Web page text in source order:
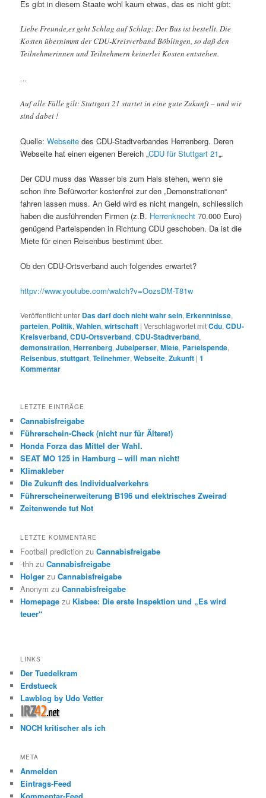
Es gibt in diesem Staate wohl kaum etwas, das es nicht gibt:
Liebe Freunde,es geht Schlag auf Schlag: Der Bus ist bestellt. Die
Kosten übernimmt der CDU-Kreisverband Böblingen, so daß den
Teilnehmerinnen und Teilnehmern keinerlei Kosten entstehen.
…
Auf alle Fälle gilt: Stuttgart 21 startet in eine gute Zukunft – und wir
sind dabei !
Quelle:Webseite des CDU-Stadtverbandes Herrenberg. Deren
Webseite hat einen eigenen Bereich „CDU für Stuttgart 21„.
Der CDU muss das Wasser bis zum Hals stehen, wenn sie
schon ihre Befürworter kostenfrei zur den „Demonstrationen“
fahren lassen muss. An Geld wird es nicht mangeln, schliesslich
haben die ausführenden Firmen (z.B. Herrenknecht 70.000 Euro)
genügend Parteispenden in Richtung CDU geschoben. Da ist die
Miete für einen Reisenbus bestimmt über.
Ob den CDU-Ortsverband auch folgendes erwartet?
httpv://www.youtube.com/watch?v=OozsDM-T81w
Veröffentlicht unter Das darf doch nicht wahr sein, Erkenntnisse,
parteien, Politik,Wahlen,wirtschaft |Verschlagwortet mitCdu,CDU-
Kreisverband,CDU-Ortsverband,CDU-Stadtverband,
demonstration,Herrenberg,Jubelperser,Miete, Parteispende,
Reisenbus,stuttgart,Teilnehmer,Webseite,Zukunft |1
Kommentar
LETZTE EINTRÄGE
Cannabisfreigabe
Führerschein-Check (nicht nur für Ältere!)
Honda Forza das Mittel der Wahl.
SEAT MO 125 in Hamburg – will man nicht!
Klimakleber
Die Zukunft des Individualverkehrs
Führerscheinerweiterung B196 und elektrisches Zweirad
Zeitenwende tut Not
LETZTE KOMMENTARE
Football prediction zuCannabisfreigabe
-thh zuCannabisfreigabe
Holger zuCannabisfreigabe
Anonym zuCannabisfreigabe
Homepage zu Kisbee: Die erste Inspektion und „Es wird
teuer“
LINKS
Der Tuedelkram
Erdstueck
Lawblog by Udo Vetter
NOCH kritischer als ich
META
Anmelden
Eintrags-Feed